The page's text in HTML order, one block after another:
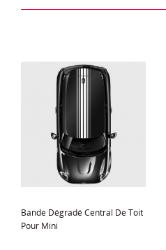
Bande Dégradé Central De Toit
Pour Mini